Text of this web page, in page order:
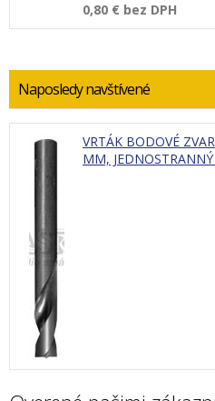
0,80 € bez DPH
Naposledy navštívené
VRTÁK BODOVÉ
MM,